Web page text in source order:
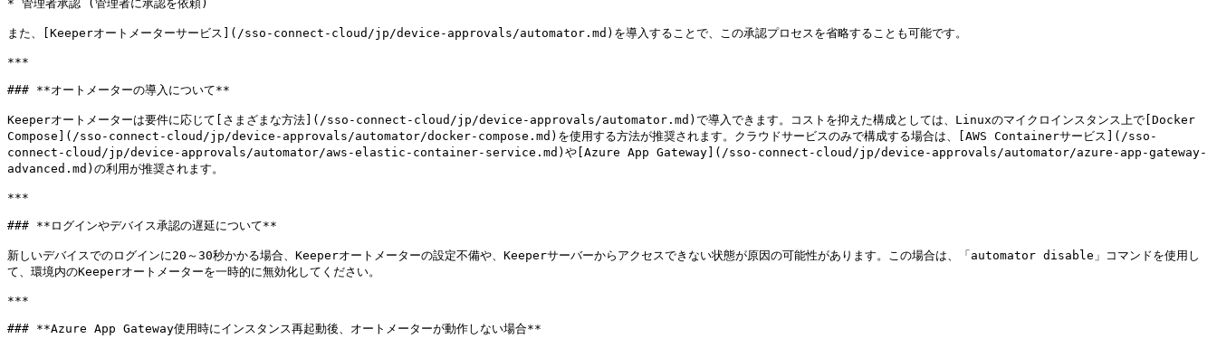
* 管理者承認 (管理者に承認を依頼)
また、[Keeperオートメーターサービス](/sso-connect-cloud/jp/device-approvals/automator.md)を導入することで、この承認プロセスを省略することも可能です。
***
### **オートメーターの導入について**
Keeperオートメーターは要件に応じて[さまざまな方法](/sso-connect-cloud/jp/device-approvals/automator.md)で導入できます。コストを抑えた構成としては、Linuxのマイクロインスタンス上で[Docker
Compose](/sso-connect-cloud/jp/device-approvals/automator/docker-compose.md)を使用する方法が推奨されます。クラウドサービスのみで構成する場合は、[AWS Containerサービス](/sso-
connect-cloud/jp/device-approvals/automator/aws-elastic-container-service.md)や[Azure App Gateway](/sso-connect-cloud/jp/device-approvals/automator/azure-app-gateway-
advanced.md)の利用が推奨されます。
***
### **ログインやデバイス承認の遅延について**
新しいデバイスでのログインに20～30秒かかる場合、Keeperオートメーターの設定不備や、Keeperサーバーからアクセスできない状態が原因の可能性があります。この場合は、「automator disable」コマンドを使用し
て、環境内のKeeperオートメーターを一時的に無効化してください。
***
### **Azure App Gateway使用時にインスタンス再起動後、オートメーターが動作しない場合**